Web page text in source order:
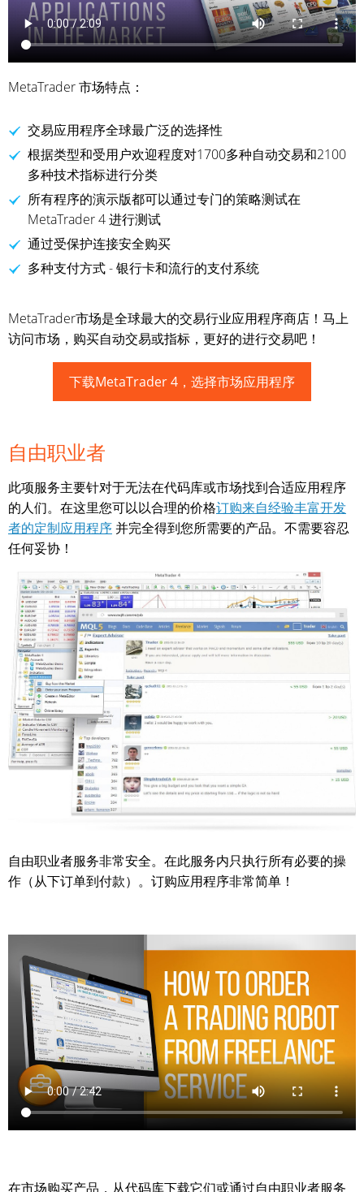
MetaTrader 市场特点：
交易应用程序全球最广泛的选择性
根据类型和受用户欢迎程度对1700多种自动交易和2100
多种技术指标进行分类
所有程序的演示版都可以通过专门的策略测试在
MetaTrader 4 进行测试
通过受保护连接安全购买
多种支付方式 - 银行卡和流行的支付系统
MetaTrader市场是全球最大的交易行业应用程序商店！马上
访问市场，购买自动交易或指标，更好的进行交易吧！
下载MetaTrader 4，选择市场应用程序
自由职业者
此项服务主要针对于无法在代码库或市场找到合适应用程序
的人们。在这里您可以以合理的价格订购来自经验丰富开发
者的定制应用程序并完全得到您所需要的产品。不需要容忍
任何妥协！
自由职业者服务非常安全。在此服务内只执行所有必要的操
作（从下订单到付款）。订购应用程序非常简单！
在市场购买产品，从代码库下载它们或通过自由职业者服务